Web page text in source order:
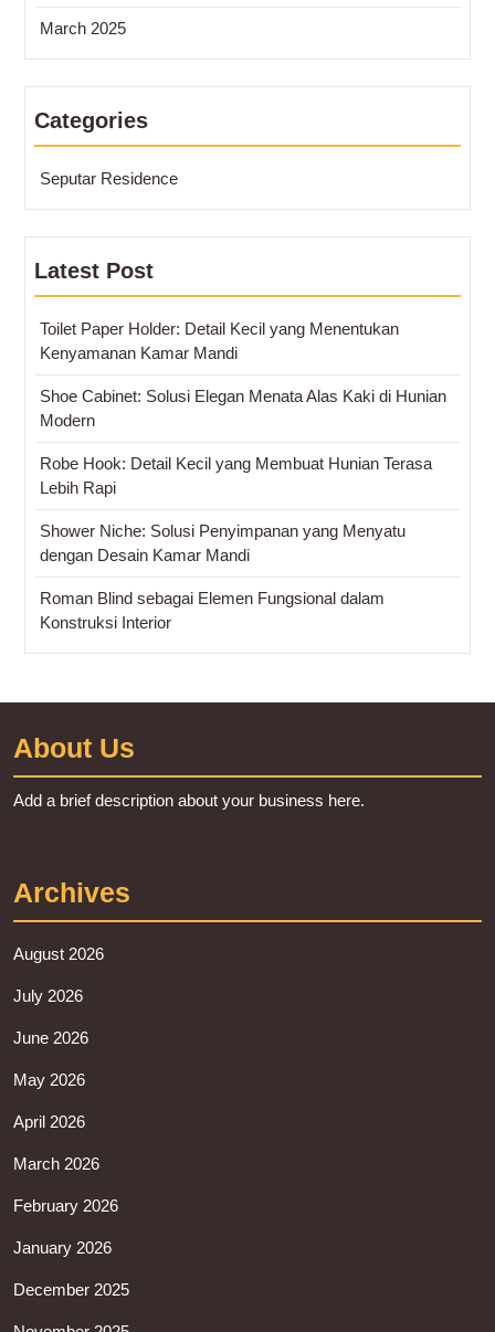
March 2025
Categories
Seputar Residence
Latest Post
Toilet Paper Holder: Detail Kecil yang Menentukan
Kenyamanan Kamar Mandi
Shoe Cabinet: Solusi Elegan Menata Alas Kaki di Hunian
Modern
Robe Hook: Detail Kecil yang Membuat Hunian Terasa
Lebih Rapi
Shower Niche: Solusi Penyimpanan yang Menyatu
dengan Desain Kamar Mandi
Roman Blind sebagai Elemen Fungsional dalam
Konstruksi Interior
About Us
Add a brief description about your business here.
Archives
August 2026
July 2026
June 2026
May 2026
April 2026
March 2026
February 2026
January 2026
December 2025